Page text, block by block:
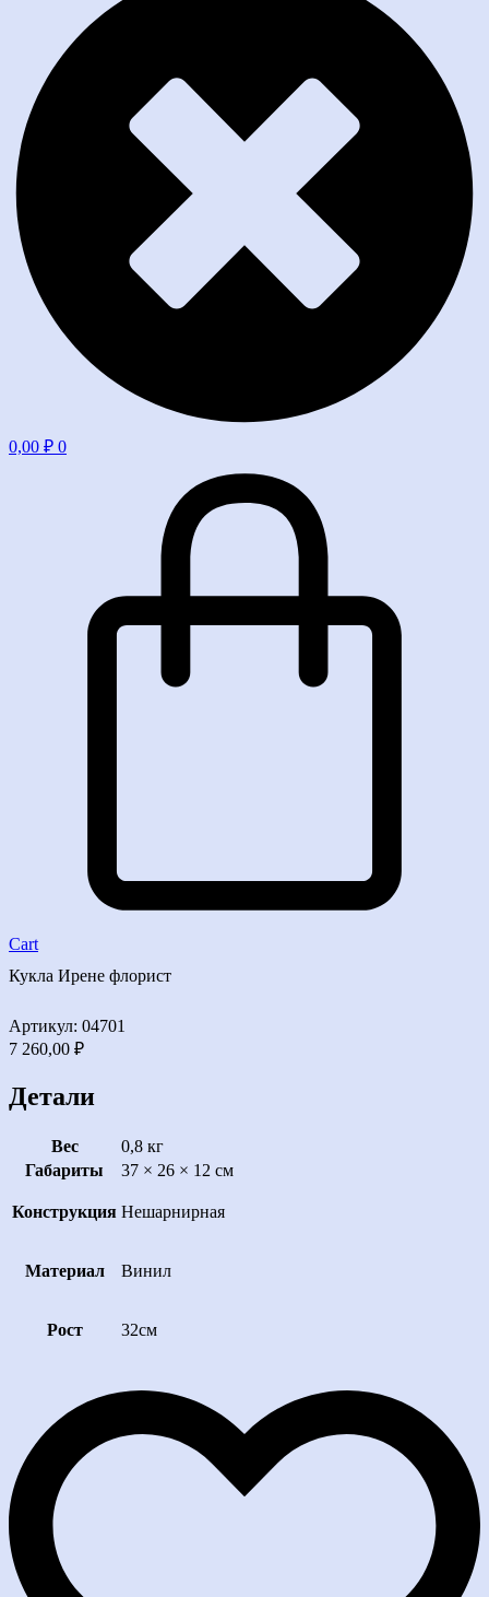
0,00 ₽ 0
Cart
Кукла Ирене флорист
Артикул: 04701
7 260,00 ₽
Детали
Вес
0,8 кг
Габариты
37 × 26 × 12 см
Конструкция Нешарнирная
Материал Винил
Рост 32см